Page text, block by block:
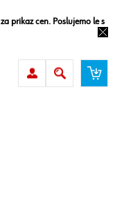
za prikaz cen. Poslujemo le s